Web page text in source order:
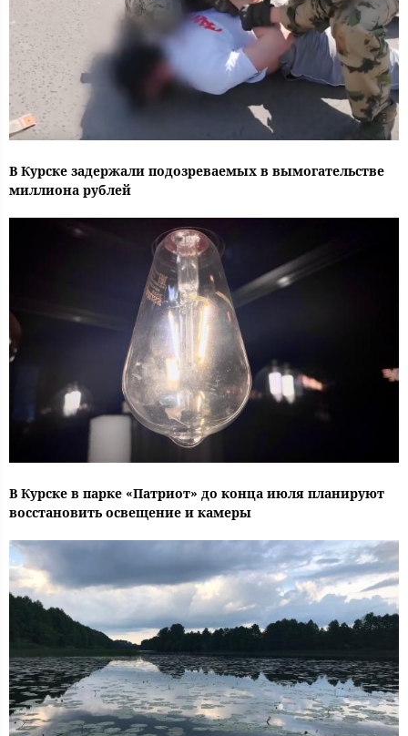
В Курске задержали подозреваемых в вымогательстве
миллиона рублей
В Курске в парке «Патриот» до конца июля планируют
восстановить освещение и камеры